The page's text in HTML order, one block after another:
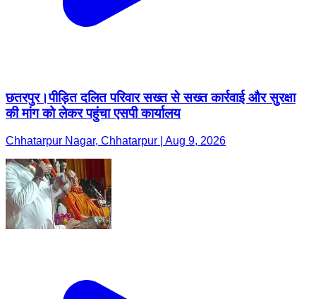
छतरपुर।पीड़ित दलित परिवार सख्त से सख्त कार्रवाई और सुरक्षा
की मांग को लेकर पहुंचा एसपी कार्यालय
Chhatarpur Nagar, Chhatarpur | Aug 9, 2026